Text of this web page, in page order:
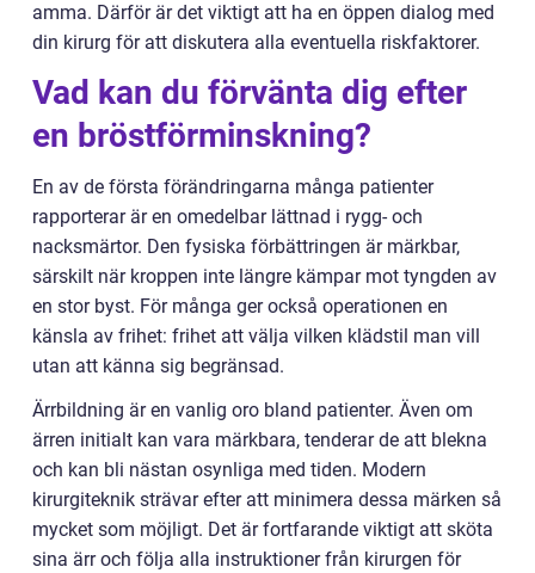
amma. Därför är det viktigt att ha en öppen dialog med
din kirurg för att diskutera alla eventuella riskfaktorer.
Vad kan du förvänta dig efter
en bröstförminskning?
En av de första förändringarna många patienter
rapporterar är en omedelbar lättnad i rygg- och
nacksmärtor. Den fysiska förbättringen är märkbar,
särskilt när kroppen inte längre kämpar mot tyngden av
en stor byst. För många ger också operationen en
känsla av frihet: frihet att välja vilken klädstil man vill
utan att känna sig begränsad.
Ärrbildning är en vanlig oro bland patienter. Även om
ärren initialt kan vara märkbara, tenderar de att blekna
och kan bli nästan osynliga med tiden. Modern
kirurgiteknik strävar efter att minimera dessa märken så
mycket som möjligt. Det är fortfarande viktigt att sköta
sina ärr och följa alla instruktioner från kirurgen för